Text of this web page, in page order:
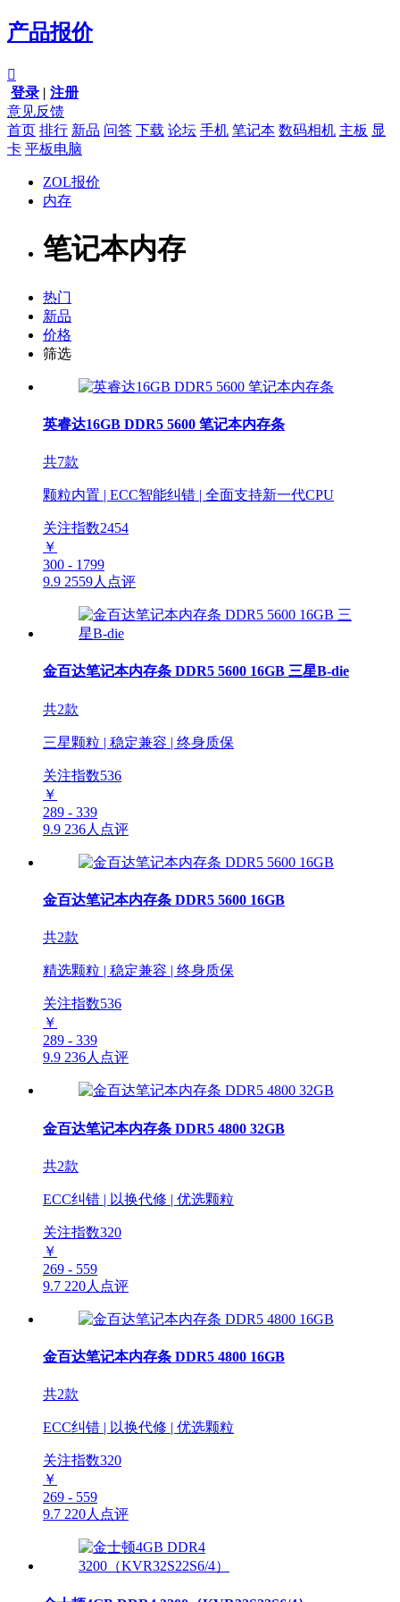
产品报价

登录 | 注册
意见反馈
首页 排行 新品 问答 下载 论坛 手机 笔记本 数码相机 主板 显
卡 平板电脑
ZOL报价
内存
笔记本内存
热门
新品
价格
筛选
英睿达16GB DDR5 5600 笔记本内存条
共7款
颗粒内置 | ECC智能纠错 | 全面支持新一代CPU
关注指数2454
￥
300 - 1799
9.9 2559人点评
金百达笔记本内存条 DDR5 5600 16GB 三星B-die
共2款
三星颗粒 | 稳定兼容 | 终身质保
关注指数536
￥
289 - 339
9.9 236人点评
金百达笔记本内存条 DDR5 5600 16GB
共2款
精选颗粒 | 稳定兼容 | 终身质保
关注指数536
￥
289 - 339
9.9 236人点评
金百达笔记本内存条 DDR5 4800 32GB
共2款
ECC纠错 | 以换代修 | 优选颗粒
关注指数320
￥
269 - 559
9.7 220人点评
金百达笔记本内存条 DDR5 4800 16GB
共2款
ECC纠错 | 以换代修 | 优选颗粒
关注指数320
￥
269 - 559
9.7 220人点评